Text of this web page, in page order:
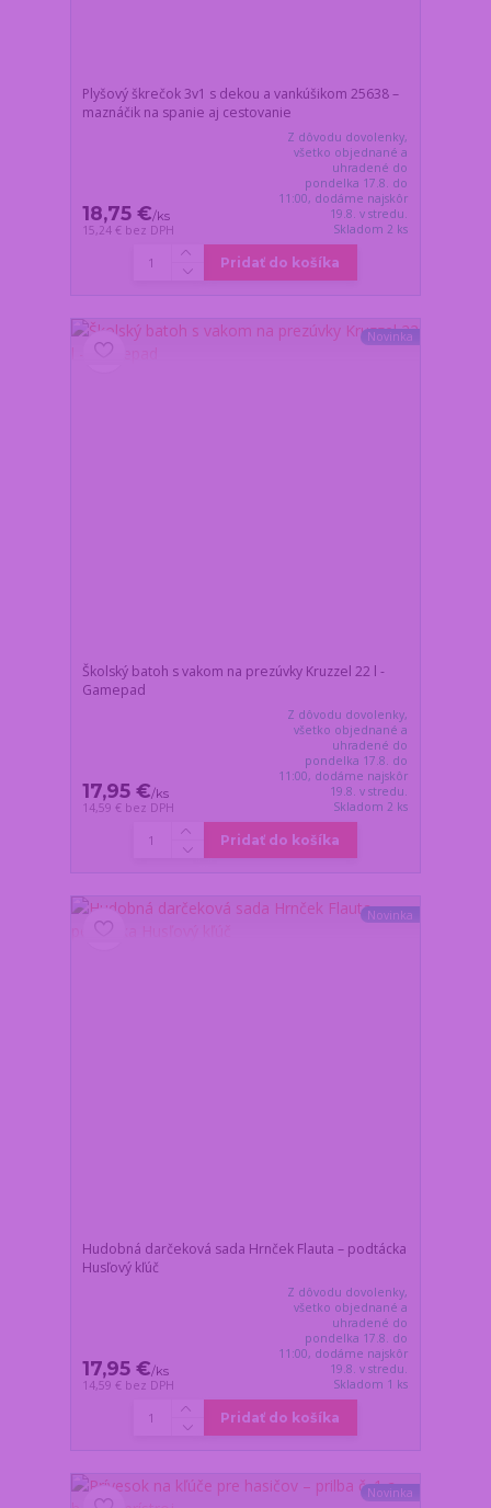
Plyšový škrečok 3v1 s dekou a vankúšikom 25638 –
maznáčik na spanie aj cestovanie
18,75 €/ks
15,24 € bez DPH
Z dôvodu dovolenky,
všetko objednané a
uhradené do
pondelka 17.8. do
11:00, dodáme najskôr
19.8. v stredu.
Skladom 2 ks
Pridať do košíka
Novinka
Školský batoh s vakom na prezúvky Kruzzel 22 l -
Gamepad
17,95 €/ks
14,59 € bez DPH
Z dôvodu dovolenky,
všetko objednané a
uhradené do
pondelka 17.8. do
11:00, dodáme najskôr
19.8. v stredu.
Skladom 2 ks
Pridať do košíka
Novinka
Hudobná darčeková sada Hrnček Flauta – podtácka
Husľový kľúč
17,95 €/ks
14,59 € bez DPH
Z dôvodu dovolenky,
všetko objednané a
uhradené do
pondelka 17.8. do
11:00, dodáme najskôr
19.8. v stredu.
Skladom 1 ks
Pridať do košíka
Novinka